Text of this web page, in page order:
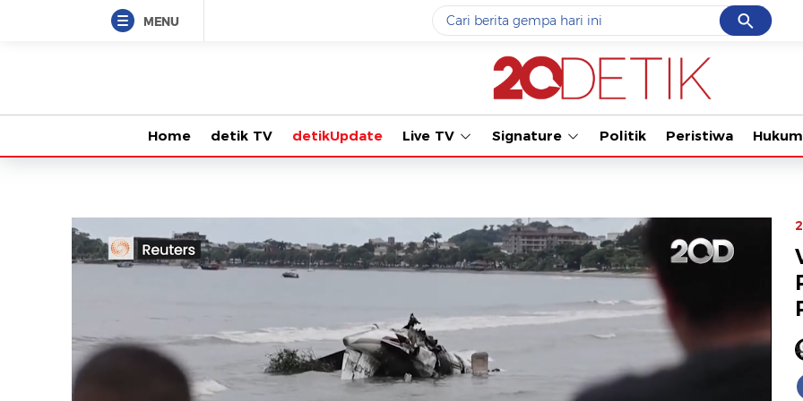
MENU Cancel
Yang sedang ramai dicari
data live draw sgp
#3kebakaran
#5gempa hari ini
Promoted
Terakhir yang dicari
Loading...
Home detik TV detikUpdate Live TV Signature Politik Peristiwa Hukum